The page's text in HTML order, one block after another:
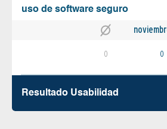
uso de software seguro
0 0
Resultado Usabilidad